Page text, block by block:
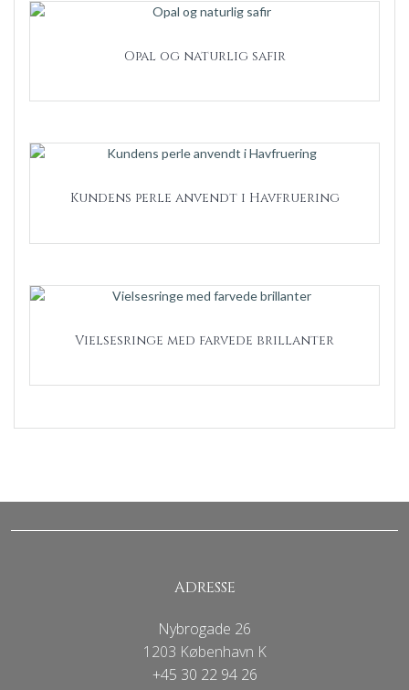
Opal og naturlig safir
Kundens perle anvendt i Havfruering
Vielsesringe med farvede brillanter
ADRESSE
Nybrogade 26
1203 København K
+45 30 22 94 26